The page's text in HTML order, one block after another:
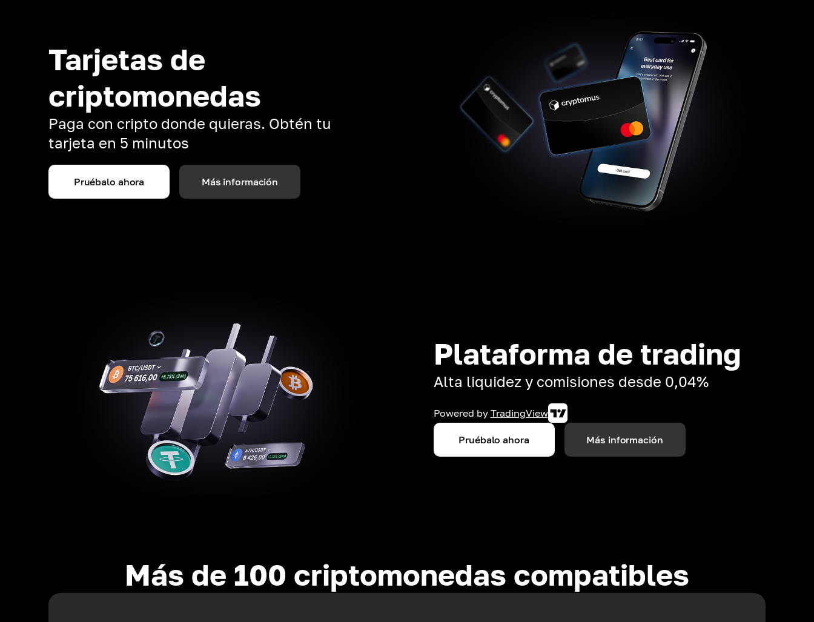
Tarjetas de
criptomonedas
Paga con cripto donde quieras. Obtén tu
tarjeta en 5 minutos
Pruébalo ahora Más información
Plataforma de trading
Alta liquidez y comisiones desde 0,04%
Powered by TradingView
Pruébalo ahora Más información
Más de 100 criptomonedas compatibles